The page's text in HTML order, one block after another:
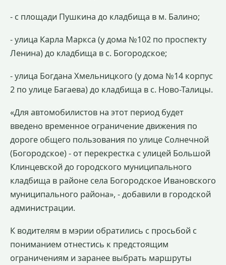
- с площади Пушкина до кладбища в м. Балино;
- улица Карла Маркса (у дома №102 по проспекту
Ленина) до кладбища в с. Богородское;
- улица Богдана Хмельницкого (у дома №14 корпус
2 по улице Багаева) до кладбища в с. Ново-Талицы.
«Для автомобилистов на этот период будет
введено временное ограничение движения по
дороге общего пользования по улице Солнечной
(Богородское) - от перекрестка с улицей Большой
Клинцевской до городского муниципального
кладбища в районе села Богородское Ивановского
муниципального района», - добавили в городской
администрации.
К водителям в мэрии обратились с просьбой с
пониманием отнестись к предстоящим
ограничениям и заранее выбрать маршруты